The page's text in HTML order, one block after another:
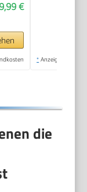
€
* Anzeige
die